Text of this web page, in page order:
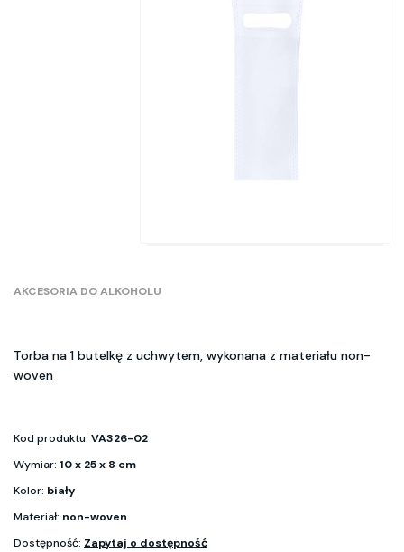
AKCESORIA DO ALKOHOLU
Torba na 1 butelkę z uchwytem, wykonana z materiału non-
woven
Kod produktu: VA326-02
Wymiar: 10 x 25 x 8 cm
Kolor: biały
Materiał: non-woven
Dostępność: Zapytaj o dostępność